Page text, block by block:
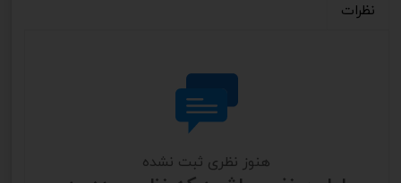
نظرات
هنوز نظری ثبت نشده